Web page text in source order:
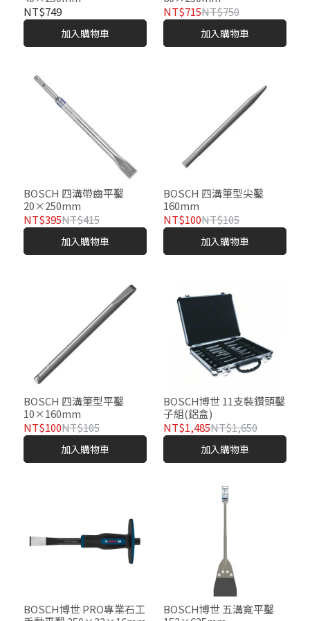
NT$749
加入購物車
NT$715NT$750
加入購物車
BOSCH 四溝帶齒平鑿
20×250mm
NT$395NT$415
加入購物車
BOSCH 四溝筆型尖鑿
160mm
NT$100NT$105
加入購物車
BOSCH 四溝筆型平鑿
10×160mm
NT$100NT$105
加入購物車
BOSCH博世 11支裝鑽頭鑿
子組(鋁盒)
NT$1,485NT$1,650
加入購物車
BOSCH博世 PRO專業石工
BOSCH博世 五溝寬平鑿